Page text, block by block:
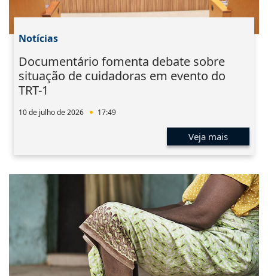
Notícias
Documentário fomenta debate sobre
situação de cuidadoras em evento do
TRT-1
10 de julho de 2026 17:49
Veja mais